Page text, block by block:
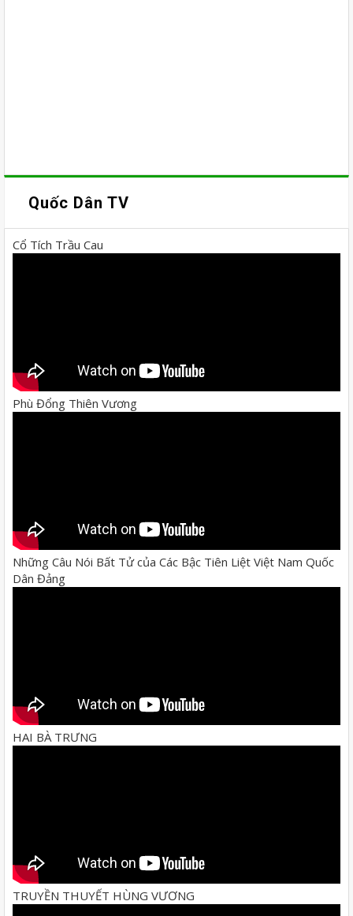
Quốc Dân TV
Cổ Tích Trầu Cau
Phù Đổng Thiên Vương
Những Câu Nói Bất Tử của Các Bậc Tiên Liệt Việt Nam Quốc
Dân Đảng
HAI BÀ TRƯNG
TRUYỀN THUYẾT HÙNG VƯƠNG